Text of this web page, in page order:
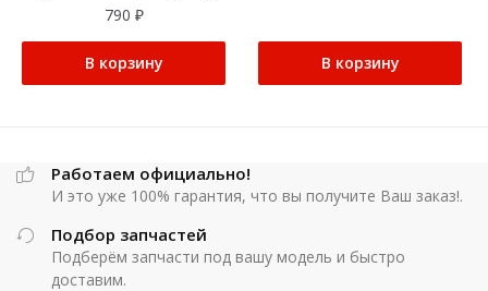
790 ₽
В корзину В корзину
Работаем официально!
И это уже 100% гарантия, что вы получите Ваш заказ!.
Подбор запчастей
Подберём запчасти под вашу модель и быстро
доставим.